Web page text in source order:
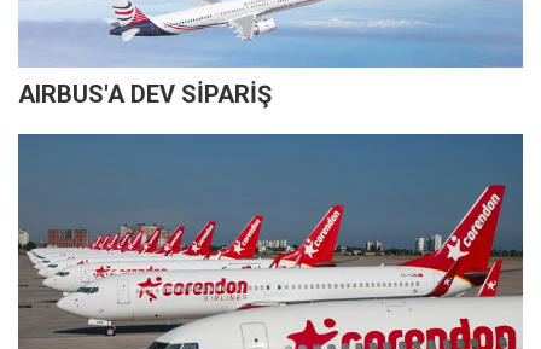
AIRBUS'A DEV SİPARİŞ